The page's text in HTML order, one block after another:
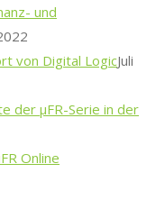
und
von Digital LogicJuli
der μFR-Serie in der
Online